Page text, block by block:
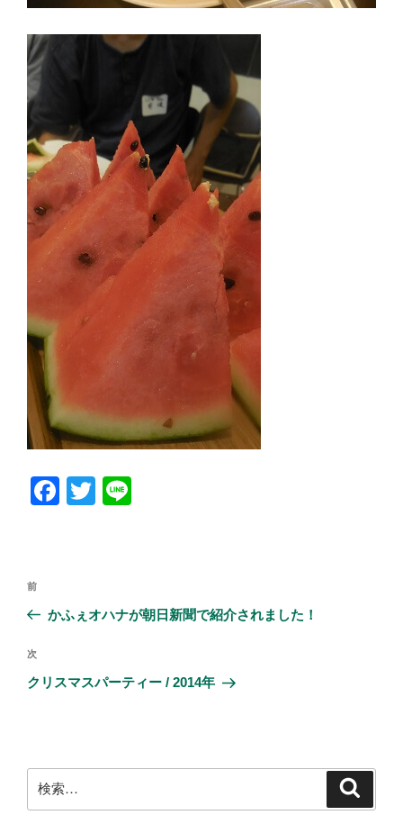
F
b
k
T
投
ビ
ゲ
ン
前
の
稿
前
かふぇオハナが朝日新聞で紹介されました！
次
の
次
クリスマスパーティー / 2014年
索: